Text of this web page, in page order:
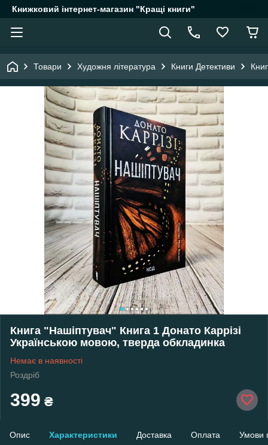
Книжковий інтернет-магазин "Кращі книги"
Товари Художня література Книги Детективи
Книга "Нашіптувач" Книга 1 Донато Каррізі
Українською мовою, тверда обкладинка
Немає в наявності
Роздріб
399 ₴
Опис Характеристики Доставка Оплата Умови